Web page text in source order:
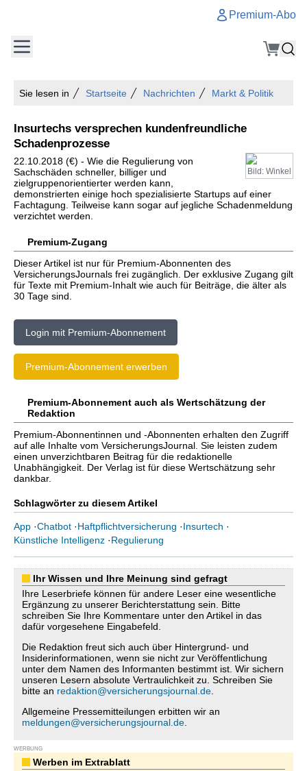
Premium-Abo
Sie lesen in Startseite Nachrichten Markt & Politik
Insurtechs versprechen kundenfreundliche
Schadenprozesse
Bild: Winkel
22.10.2018 (€) - Wie die Regulierung von
Sachschäden schneller, billiger und
zielgruppenorientierter werden kann,
demonstrierten einige hoch spezialisierte Startups auf einer
Fachtagung. Teilweise kann sogar auf jegliche Schadenmeldung
verzichtet werden.
Premium-Zugang
Dieser Artikel ist nur für Premium-Abonnenten des
VersicherungsJournals frei zugänglich. Der exklusive Zugang gilt
für Texte mit Premium-Inhalt wie auch für Beiträge, die älter als
30 Tage sind.
Login mit Premium-Abonnement
Premium-Abonnement erwerben
Premium-Abonnement auch als Wertschätzung der
Redaktion
Premium-Abonnentinnen und -Abonnenten erhalten den Zugriff
auf alle Inhalte vom VersicherungsJournal. Sie leisten zudem
einen unverzichtbaren Beitrag für die redaktionelle
Unabhängigkeit. Der Verlag ist für diese Wertschätzung sehr
dankbar.
Schlagwörter zu diesem Artikel
App ·Chatbot ·Haftpflichtversicherung ·Insurtech ·
Künstliche Intelligenz ·Regulierung
Ihr Wissen und Ihre Meinung sind gefragt
Ihre Leserbriefe können für andere Leser eine wesentliche
Ergänzung zu unserer Berichterstattung sein. Bitte
schreiben Sie Ihre Kommentare unter den Artikel in das
dafür vorgesehene Eingabefeld.
Die Redaktion freut sich auch über Hintergrund- und
Insiderinformationen, wenn sie nicht zur Veröffentlichung
unter dem Namen des Informanten bestimmt ist. Wir sichern
unseren Lesern absolute Vertraulichkeit zu. Schreiben Sie
bitte an redaktion@versicherungsjournal.de
Allgemeine Pressemitteilungen erbitten wir an
meldungen@versicherungsjournal.de
WERBUNG
Werben im Extrablatt